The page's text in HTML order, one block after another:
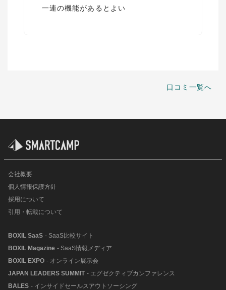
一連の機能があるとよい
口コミ一覧へ
会社概要
個人情報保護方針
採用について
引用・転載について
BOXIL SaaS - SaaS比較サイト
BOXIL Magazine - SaaS情報メディア
BOXIL EXPO - オンライン展示会
JAPAN LEADERS SUMMIT - エグゼクティブカンファレンス
BALES - インサイドセールスアウトソーシング